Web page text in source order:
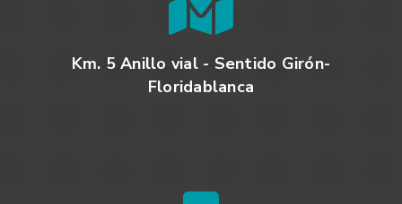
Km. 5 Anillo vial - Sentido Girón-
Floridablanca